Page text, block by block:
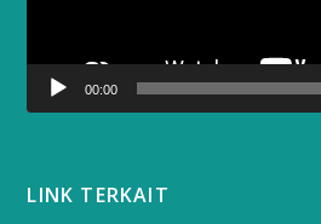
00:00
LINK TERKAIT